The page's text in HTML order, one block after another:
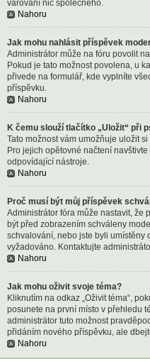
varování nic společného.
Nahoru
Jak mohu nahlásit příspěvek
Administrátor může na fóru povolit
Pokud je tato možnost povolena, u
přivede na formulář, kde vyplníte
příspěvku.
Nahoru
K čemu slouží tlačítko „Uložit“ při
Tato možnost vám umožňuje uložit
Pro jejich opětovné načtení
odpovídající nástroje.
Nahoru
Proč musí být můj příspěvek
Administrátor fóra může nastavit, že
být před zobrazením schváleny
schvalování, nebo jste byli umístěny
vyžadováno. Kontaktujte
Nahoru
Jak mohu oživit svoje téma?
Kliknutím na odkaz „Oživit téma“,
posunete na první místo v přehledu
administrátor tuto možnost
přidáním nového příspěvku, ale
Nahoru